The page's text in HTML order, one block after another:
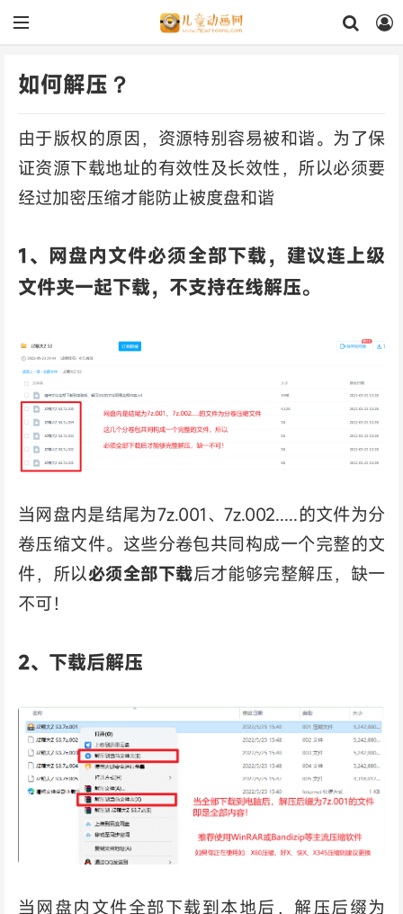
如何解压？
由于版权的原因，资源特别容易被和谐。为了保
证资源下载地址的有效性及长效性，所以必须要
经过加密压缩才能防止被度盘和谐
1、网盘内文件必须全部下载，建议连上级
文件夹一起下载，不支持在线解压。
当网盘内是结尾为7z.001、7z.002.....的文件为分
卷压缩文件。这些分卷包共同构成一个完整的文
件，所以必须全部下载后才能够完整解压，缺一
不可！
2、下载后解压
当网盘内文件全部下载到本地后，解压后缀为